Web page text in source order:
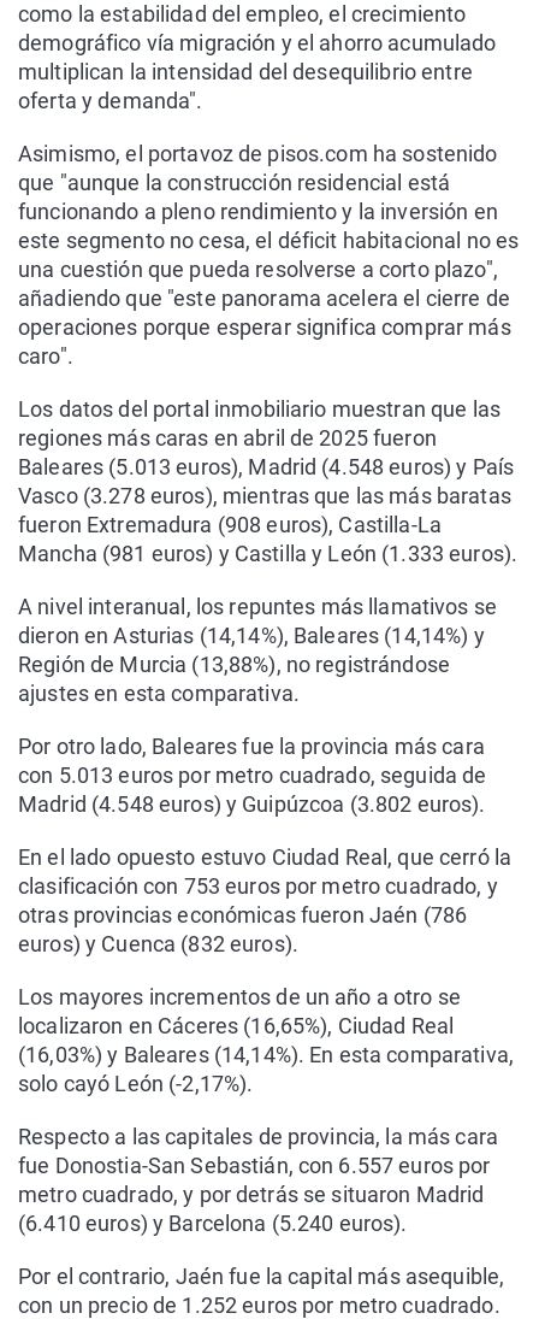
como la estabilidad del empleo, el crecimiento
demográfico vía migración y el ahorro acumulado
multiplican la intensidad del desequilibrio entre
oferta y demanda".
Asimismo, el portavoz de pisos.com ha sostenido
que "aunque la construcción residencial está
funcionando a pleno rendimiento y la inversión en
este segmento no cesa, el déficit habitacional no es
una cuestión que pueda resolverse a corto plazo",
añadiendo que "este panorama acelera el cierre de
operaciones porque esperar significa comprar más
caro".
Los datos del portal inmobiliario muestran que las
regiones más caras en abril de 2025 fueron
Baleares (5.013 euros), Madrid (4.548 euros) y País
Vasco (3.278 euros), mientras que las más baratas
fueron Extremadura (908 euros), Castilla-La
Mancha (981 euros) y Castilla y León (1.333 euros).
A nivel interanual, los repuntes más llamativos se
dieron en Asturias (14,14%), Baleares (14,14%) y
Región de Murcia (13,88%), no registrándose
ajustes en esta comparativa.
Por otro lado, Baleares fue la provincia más cara
con 5.013 euros por metro cuadrado, seguida de
Madrid (4.548 euros) y Guipúzcoa (3.802 euros).
En el lado opuesto estuvo Ciudad Real, que cerró la
clasificación con 753 euros por metro cuadrado, y
otras provincias económicas fueron Jaén (786
euros) y Cuenca (832 euros).
Los mayores incrementos de un año a otro se
localizaron en Cáceres (16,65%), Ciudad Real
(16,03%) y Baleares (14,14%). En esta comparativa,
solo cayó León (-2,17%).
Respecto a las capitales de provincia, la más cara
fue Donostia-San Sebastián, con 6.557 euros por
metro cuadrado, y por detrás se situaron Madrid
(6.410 euros) y Barcelona (5.240 euros).
Por el contrario, Jaén fue la capital más asequible,
con un precio de 1.252 euros por metro cuadrado.